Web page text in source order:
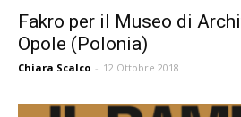
Fakro per il Museo di
Opole (Polonia)
Chiara Scalco - 12 Ottobre 2018